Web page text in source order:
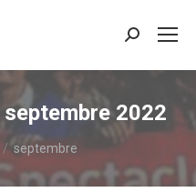
Recherche
septembre 2022
septembre